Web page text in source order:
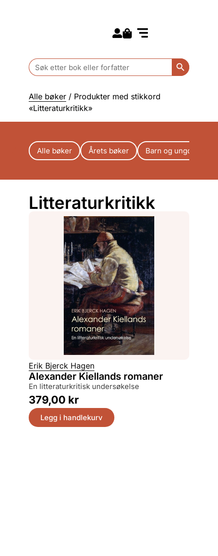
Search
for:
Search
Alle bøker / Produkter med stikkord
«Litteraturkritikk»
Alle bøker Årets bøker Barn og ungdom
Litteraturkritikk
Erik Bjerck Hagen
Alexander Kiellands romaner
en litteraturkritisk undersøkelse
379,00 kr
Legg i handlekurv